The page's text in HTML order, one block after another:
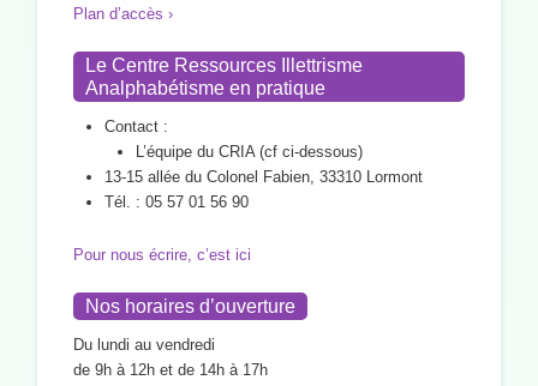
Plan d’accès ›
Le Centre Ressources Illettrisme
Analphabétisme en pratique
Contact :
L’équipe du CRIA (cf ci-dessous)
13-15 allée du Colonel Fabien, 33310 Lormont
Tél. : 05 57 01 56 90
Pour nous écrire, c’est ici
Nos horaires d’ouverture
Du lundi au vendredi
de 9h à 12h et de 14h à 17h